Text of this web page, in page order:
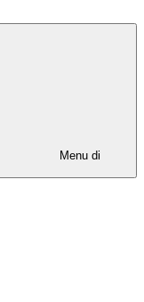
Menu di